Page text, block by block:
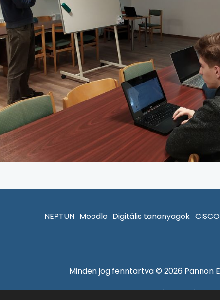
NEPTUN Moodle Digitális tananyagok
Minden jog fenntartva © 2026 Pannon
Adatvédelem és sütik